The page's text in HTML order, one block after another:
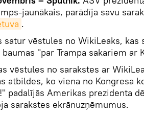
jaunākais, parādīja savu
.
satur vēstules no WikiLeaks,
"par Trampa sakariem ar
vēstules no sarakstes ar
atbildes, ko viena no Kongresa
padalījās Amerikas prezidenta
sarakstes ekrānuzņēmumus.